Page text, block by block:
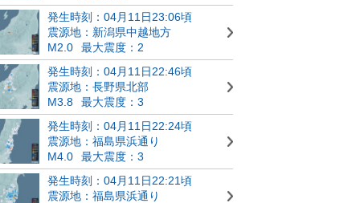
発生時刻：04月11日23:06頃
震源地：新潟県中越地方
M2.0
最大震度：2
発生時刻：04月11日22:46頃
震源地：長野県北部
M3.8
最大震度：3
発生時刻：04月11日22:24頃
震源地：福島県浜通り
M4.0
最大震度：3
発生時刻：04月11日22:21頃
震源地：福島県浜通り